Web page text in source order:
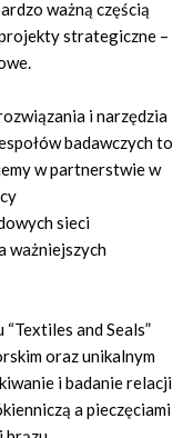
ważną częścią
strategiczne –
i narzędzia
badawczych to
w partnerstwie w
sieci
ważniejszych
and Seals”
oraz unikalnym
i badanie relacji
a pieczęciami